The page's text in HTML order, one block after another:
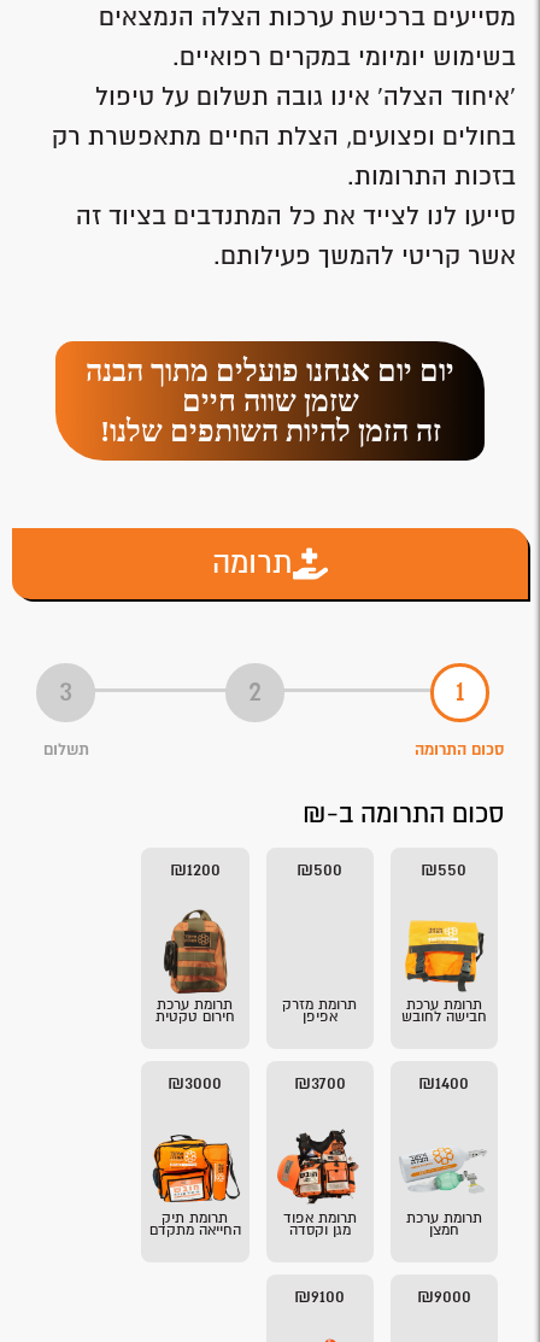
מסייעים ברכישת ערכות הצלה הנמצאים
בשימוש יומיומי במקרים רפואיים.
'איחוד הצלה' אינו גובה תשלום על טיפול
בחולים ופצועים, הצלת החיים מתאפשרת רק
בזכות התרומות.
סייעו לנו לצייד את כל המתנדבים בציוד זה
אשר קריטי להמשך פעילותם.
יום יום אנחנו פועלים מתוך הבנה
שזמן שווה חיים
זה הזמן להיות השותפים שלנו!
תרומה
סכום התרומה תשלום
סכום התרומה ב-₪
₪550
תרומת ערכת
חבישה לחובש
₪500
תרומת מזרק
אפיפן
₪1200
תרומת ערכת
חירום טקטית
₪1400
תרומת ערכת
חמצן
₪3700
תרומת אפוד
מגן וקסדה
₪3000
תרומת תיק
החייאה מתקדם
₪9000
₪9100